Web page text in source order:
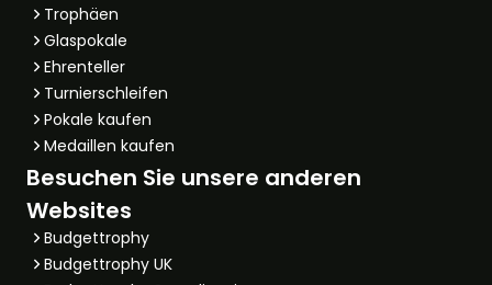
Trophäen
Glaspokale
Ehrenteller
Turnierschleifen
Pokale kaufen
Medaillen kaufen
Besuchen Sie unsere anderen
Websites
Budgettrophy
Budgettrophy UK